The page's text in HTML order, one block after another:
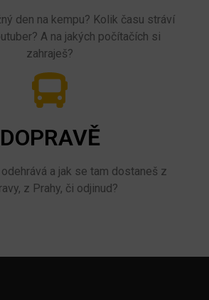
den na kempu? Kolik času stráví
A na jakých počítačích si
zahraješ?
DOPRAVĚ
a jak se tam dostaneš z
z Prahy, či odjinud?